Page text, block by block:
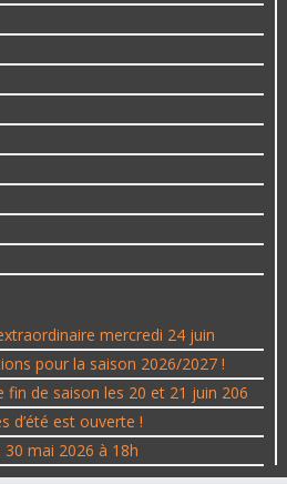
mercredi 24 juin
pour la saison 2026/2027 !
fin de saison les 20 et 21 juin 206
d’été est ouverte !
30 mai 2026 à 18h